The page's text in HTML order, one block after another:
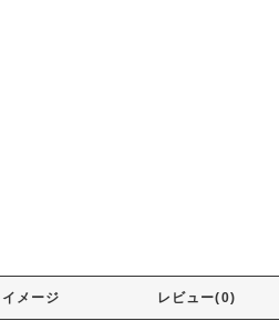
イメージ レビュー(0)